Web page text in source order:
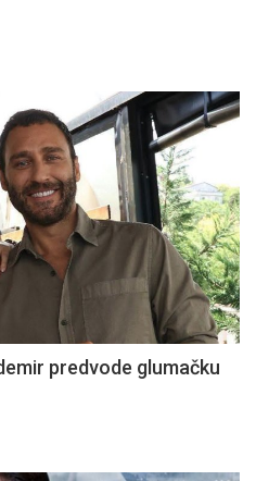
predvode glumačku